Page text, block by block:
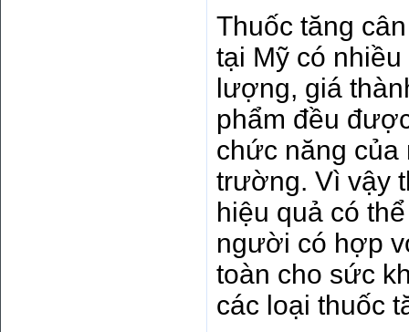
Thuốc tăng
tại Mỹ có
lượng, giá
phẩm đều
chức năng
trường. Vì vậy
hiệu quả có
người có hợp
toàn cho sức
các loại thuốc